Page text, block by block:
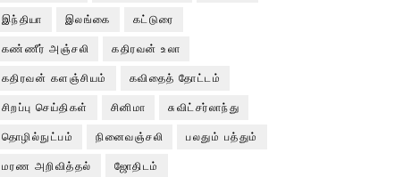
இந்தியா இலங்கை கட்டுரை
கண்ணீர் அஞ்சலி கதிரவன் உலா
கதிரவன் களஞ்சியம் கவிதைத் தோட்டம்
சிறப்பு செய்திகள் சினிமா சுவிட்சர்லாந்து
தொழில்நுட்பம் நினைவஞ்சலி பலதும் பத்தும்
மரண அறிவித்தல் ஜோதிடம்